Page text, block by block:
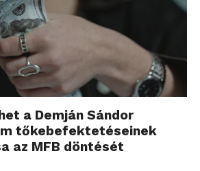
a Demján Sándor
tőkebefektetéseinek
az MFB döntését